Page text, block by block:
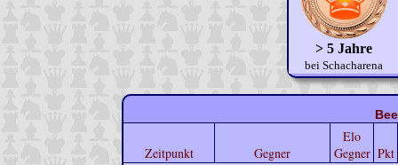
> 5 Jahre
bei Schacharena
Zeitpunkt Gegner
Elo
Gegner Pkt